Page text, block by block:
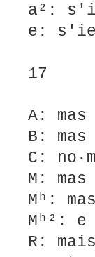
a²:
e:
17
A:
B:
C:
M:
Mʰ:
Mʰ²:
R: